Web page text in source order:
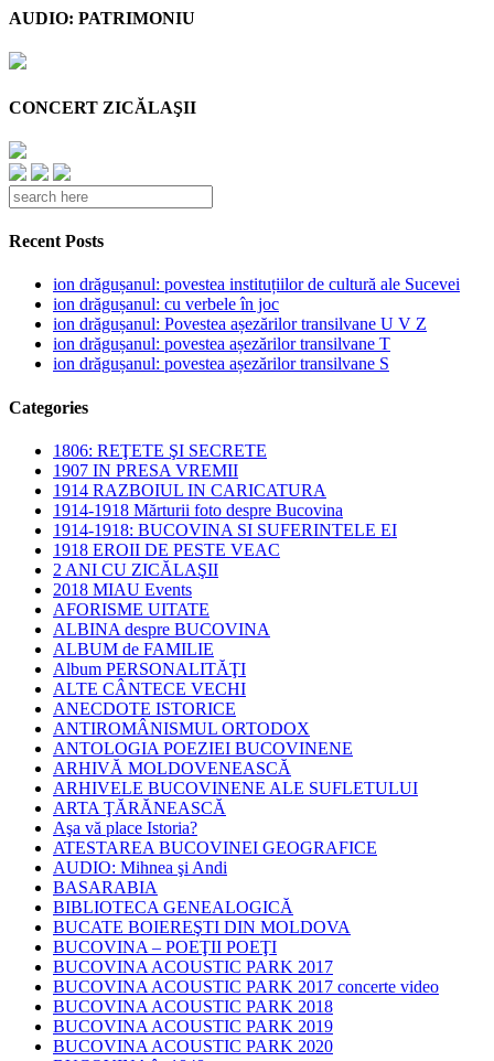
AUDIO: PATRIMONIU
CONCERT ZICĂLAŞII
Recent Posts
ion drăgușanul: povestea instituțiilor de cultură ale Sucevei
ion drăgușanul: cu verbele în joc
ion drăgușanul: Povestea așezărilor transilvane U V Z
ion drăgușanul: povestea așezărilor transilvane T
ion drăgușanul: povestea așezărilor transilvane S
Categories
1806: REŢETE ŞI SECRETE
1907 IN PRESA VREMII
1914 RAZBOIUL IN CARICATURA
1914-1918 Mărturii foto despre Bucovina
1914-1918: BUCOVINA SI SUFERINTELE EI
1918 EROII DE PESTE VEAC
2 ANI CU ZICĂLAŞII
2018 MIAU Events
AFORISME UITATE
ALBINA despre BUCOVINA
ALBUM de FAMILIE
Album PERSONALITĂŢI
ALTE CÂNTECE VECHI
ANECDOTE ISTORICE
ANTIROMÂNISMUL ORTODOX
ANTOLOGIA POEZIEI BUCOVINENE
ARHIVĂ MOLDOVENEASCĂ
ARHIVELE BUCOVINENE ALE SUFLETULUI
ARTA ŢĂRĂNEASCĂ
Aşa vă place Istoria?
ATESTAREA BUCOVINEI GEOGRAFICE
AUDIO: Mihnea şi Andi
BASARABIA
BIBLIOTECA GENEALOGICĂ
BUCATE BOIEREŞTI DIN MOLDOVA
BUCOVINA – POEŢII POEŢI
BUCOVINA ACOUSTIC PARK 2017
BUCOVINA ACOUSTIC PARK 2017 concerte video
BUCOVINA ACOUSTIC PARK 2018
BUCOVINA ACOUSTIC PARK 2019
BUCOVINA ACOUSTIC PARK 2020